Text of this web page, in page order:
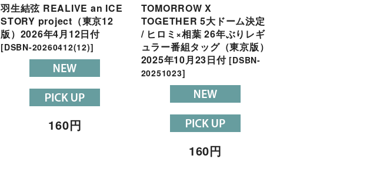
羽生結弦 REALIVE an ICE
STORY project（東京12
版）2026年4月12日付
[DSBN-20260412(12)]
160円
TOMORROW X
TOGETHER 5大ドーム決定
/ ヒロミ×相葉 26年ぶりレギ
ュラー番組タッグ（東京版）
2025年10月23日付 [DSBN-
20251023]
160円